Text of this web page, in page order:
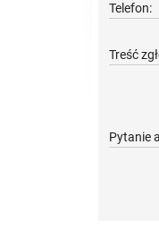
Telefon:
Treść
Pytanie